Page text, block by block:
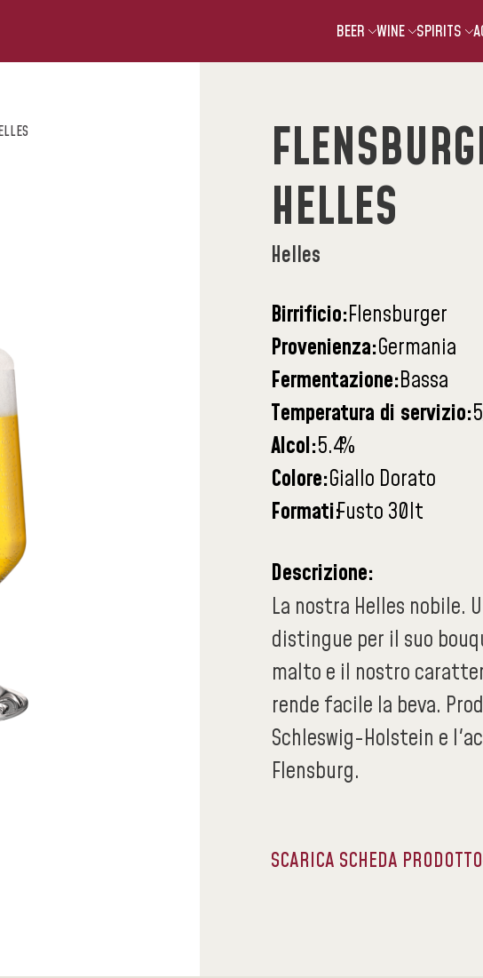
BEER WINE SPIRITS
HELLES
Helles
Birrificio:Flensburger
Provenienza:Germania
Fermentazione:Bassa
Temperatura di servizio:
Alcol:5.4%
Colore:Giallo Dorato
Formati:Fusto 30lt
Descrizione:
La nostra Helles nobile.
distingue per il suo
malto e il nostro
rende facile la beva.
Schleswig-Holstein e
Flensburg.
SCARICA SCHEDA PRODOTTO